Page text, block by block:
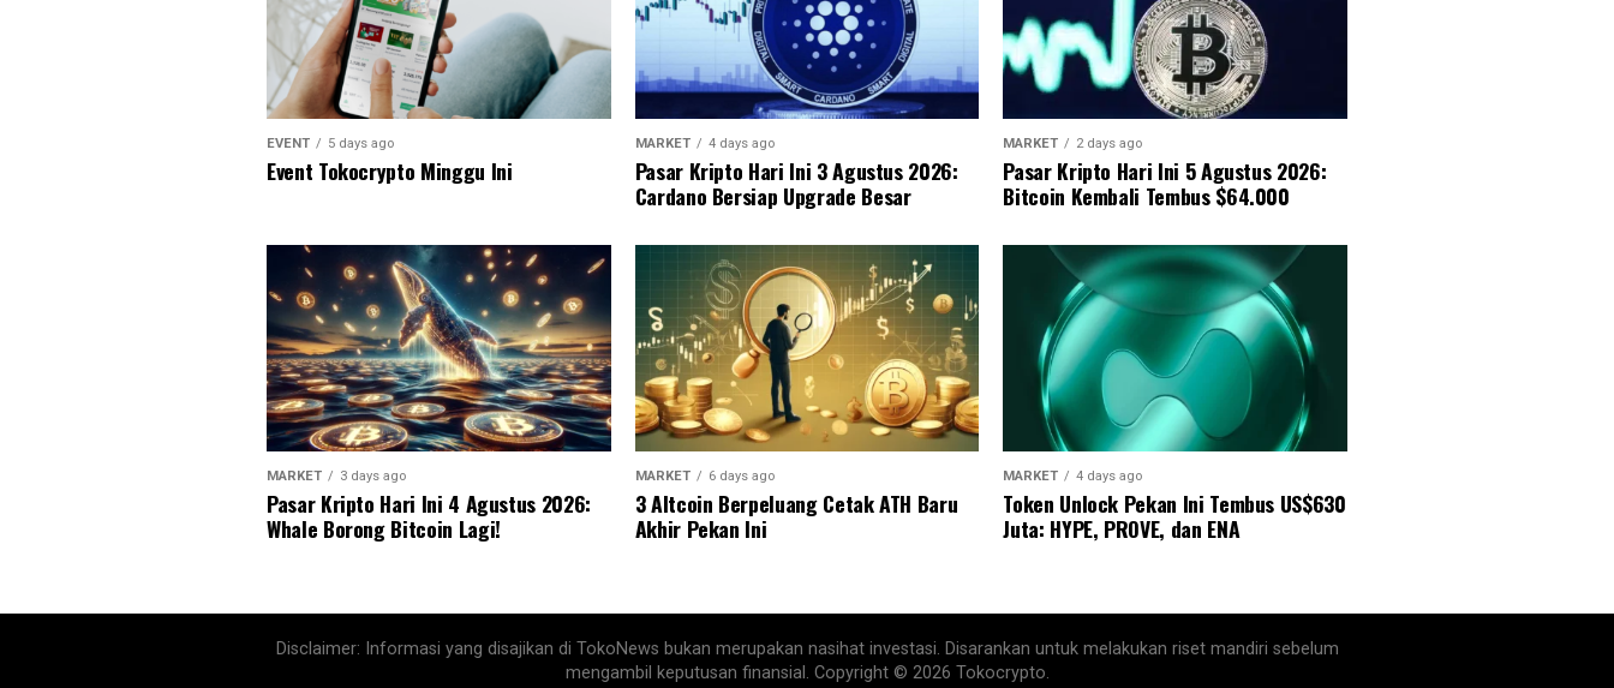
EVENT 5 days ago
Event Tokocrypto Minggu Ini
MARKET 4 days ago
Pasar Kripto Hari Ini 3 Agustus 2026:
Cardano Bersiap Upgrade Besar
MARKET 2 days ago
Pasar Kripto Hari Ini 5 Agustus 2026:
Bitcoin Kembali Tembus $64.000
MARKET 3 days ago
Pasar Kripto Hari Ini 4 Agustus 2026:
Whale Borong Bitcoin Lagi!
MARKET 6 days ago
3 Altcoin Berpeluang Cetak ATH Baru
Akhir Pekan Ini
MARKET 4 days ago
Token Unlock Pekan Ini Tembus US$630
Juta: HYPE, PROVE, dan ENA
Disclaimer: Informasi yang disajikan di TokoNews bukan merupakan nasihat investasi. Disarankan untuk melakukan riset mandiri sebelum
mengambil keputusan finansial. Copyright © 2026 Tokocrypto.